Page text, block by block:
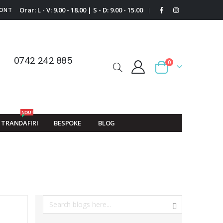
Orar: L - V: 9.00 - 18.00 | S - D: 9.00 - 15.00 |
0742 242 885
Cart
0
TRANDAFIRI
NOU!
BESPOKE BLOG